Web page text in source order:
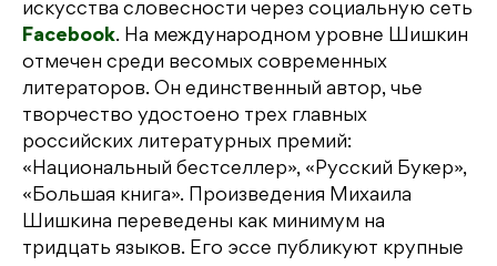
искусства словесности через социальную сеть
Facebook. На международном уровне Шишкин
отмечен среди весомых современных
литераторов. Он единственный автор, чье
творчество удостоено трех главных
российских литературных премий:
«Национальный бестселлер», «Русский Букер»,
«Большая книга». Произведения Михаила
Шишкина переведены как минимум на
тридцать языков. Его эссе публикуют крупные